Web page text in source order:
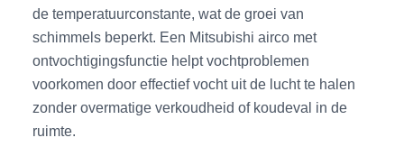
de temperatuurconstante, wat de groei van
schimmels beperkt. Een Mitsubishi airco met
ontvochtigingsfunctie helpt vochtproblemen
voorkomen door effectief vocht uit de lucht te halen
zonder overmatige verkoudheid of koudeval in de
ruimte.